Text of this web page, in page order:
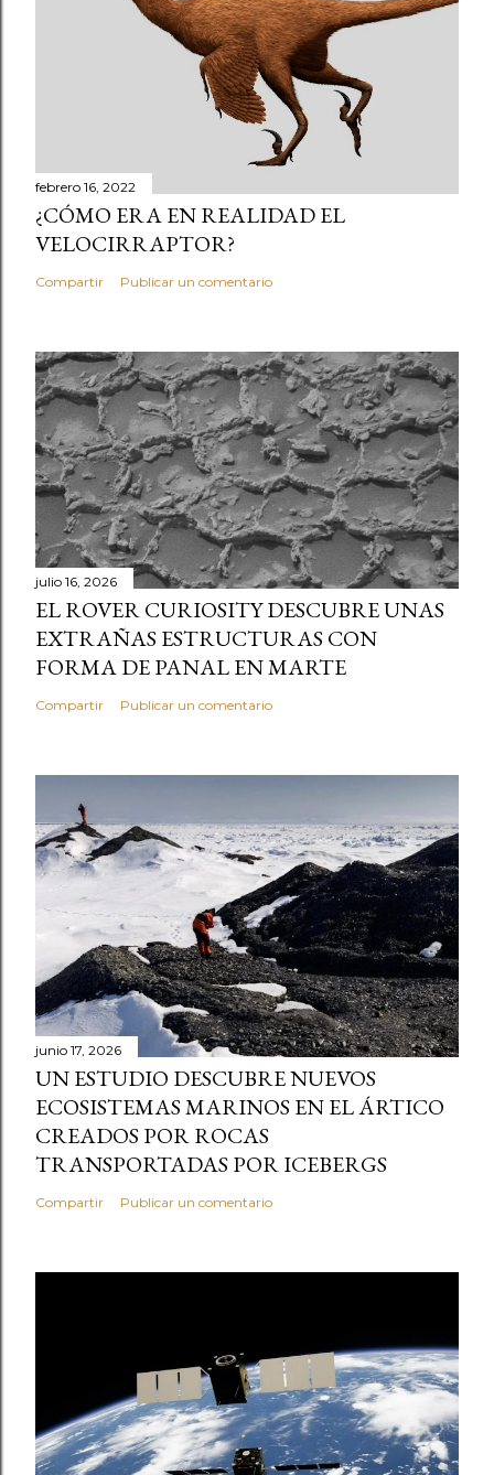
febrero 16, 2022
¿CÓMO ERA EN REALIDAD EL
VELOCIRRAPTOR?
Compartir Publicar un comentario
julio 16, 2026
EL ROVER CURIOSITY DESCUBRE UNAS
EXTRAÑAS ESTRUCTURAS CON
FORMA DE PANAL EN MARTE
Compartir Publicar un comentario
junio 17, 2026
UN ESTUDIO DESCUBRE NUEVOS
ECOSISTEMAS MARINOS EN EL ÁRTICO
CREADOS POR ROCAS
TRANSPORTADAS POR ICEBERGS
Compartir Publicar un comentario